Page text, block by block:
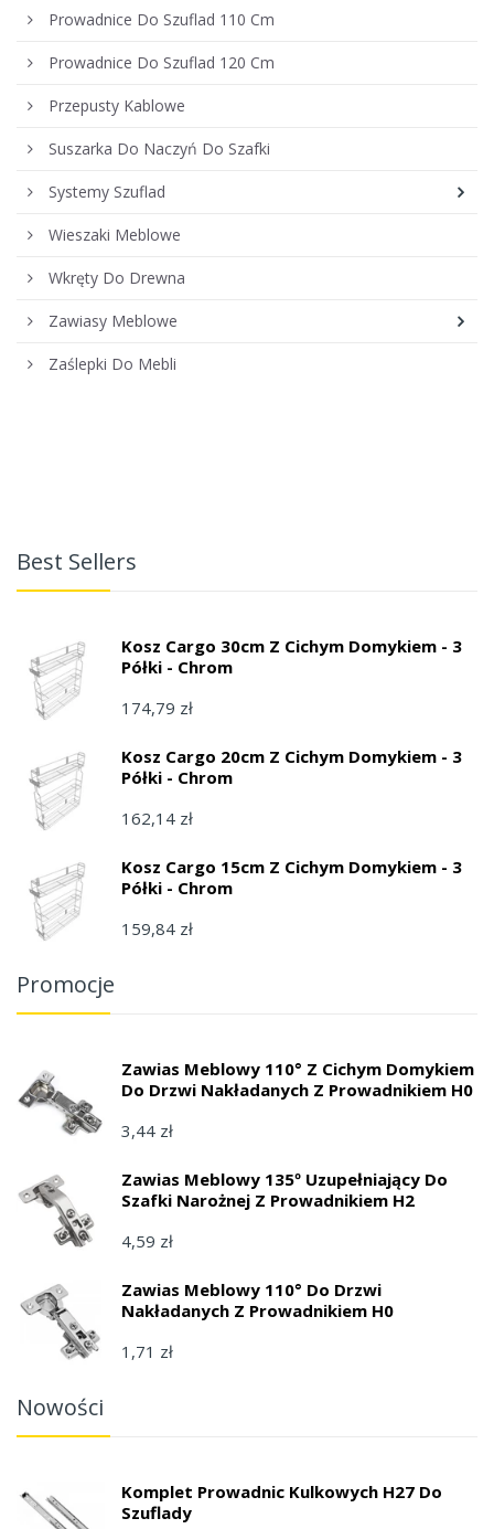
Prowadnice Do Szuflad 110 Cm
Prowadnice Do Szuflad 120 Cm
Przepusty Kablowe
Suszarka Do Naczyń Do Szafki
Systemy Szuflad
Wieszaki Meblowe
Wkręty Do Drewna
Zawiasy Meblowe
Zaślepki Do Mebli
Best Sellers
Kosz Cargo 30cm Z Cichym Domykiem - 3
Półki - Chrom
174,79 zł
Kosz Cargo 20cm Z Cichym Domykiem - 3
Półki - Chrom
162,14 zł
Kosz Cargo 15cm Z Cichym Domykiem - 3
Półki - Chrom
159,84 zł
Promocje
Zawias Meblowy 110° Z Cichym Domykiem
Do Drzwi Nakładanych Z Prowadnikiem H0
3,44 zł
Zawias Meblowy 135º Uzupełniający Do
Szafki Narożnej Z Prowadnikiem H2
4,59 zł
Zawias Meblowy 110° Do Drzwi
Nakładanych Z Prowadnikiem H0
1,71 zł
Nowości
Komplet Prowadnic Kulkowych H27 Do
Szuflady